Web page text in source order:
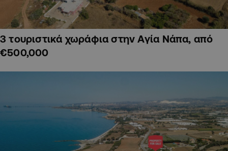
3 τουριστικά χωράφια στην Αγία Νάπα, από
€500,000